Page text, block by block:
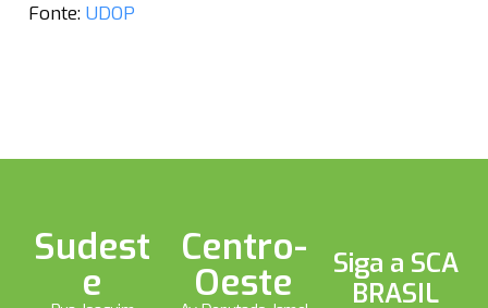
Fonte: UDOP
Sudest
e
Centro-
Oeste
Siga a SCA
BRASIL